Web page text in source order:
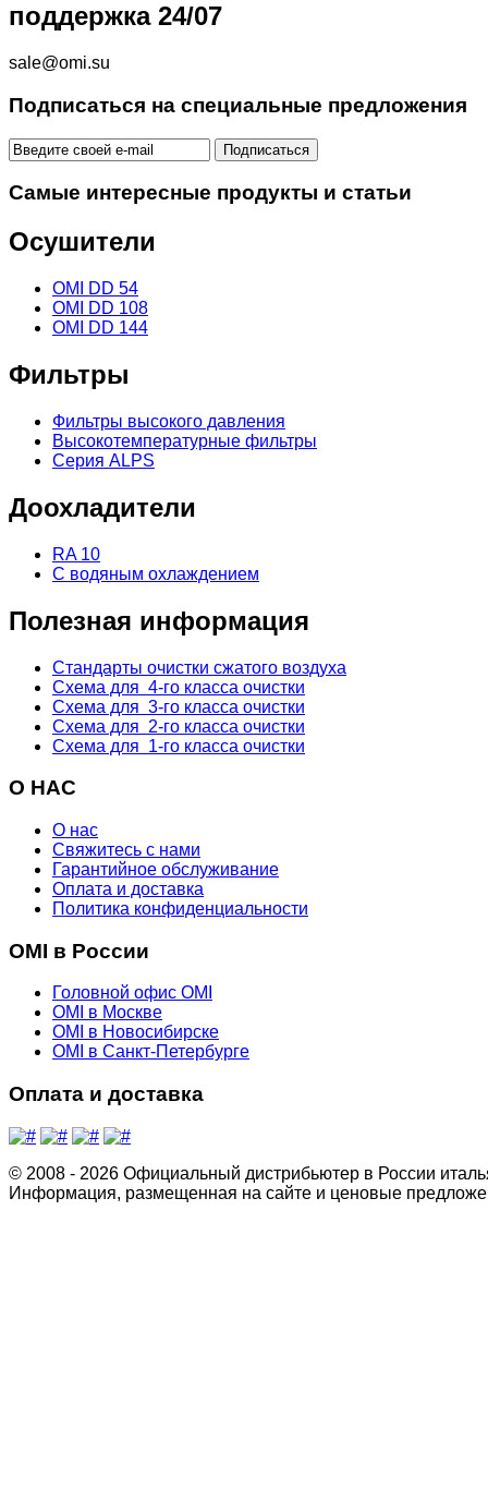
поддержка 24/07
sale@omi.su
Подписаться на специальные предложения
Самые интересные продукты и статьи
Осушители
OMI DD 54
OMI DD 108
OMI DD 144
Фильтры
Фильтры высокого давления
Высокотемпературные фильтры
Серия ALPS
Доохладители
RA 10
С водяным охлаждением
Полезная информация
Стандарты очистки сжатого воздуха
Схема для 4-го класса очистки
Схема для 3-го класса очистки
Схема для 2-го класса очистки
Схема для 1-го класса очистки
О НАС
О нас
Свяжитесь с нами
Гарантийное обслуживание
Оплата и доставка
Политика конфиденциальности
OMI в России
Головной офис OMI
OMI в Москве
OMI в Новосибирске
OMI в Санкт-Петербурге
Оплата и доставка
© 2008 - 2026 Официальный дистрибьютер в России
Информация, размещенная на сайте и ценовые